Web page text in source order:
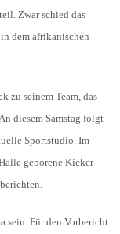
Zwar schied das
dem afrikanischen
zu seinem Team, das
diesem Samstag folgt
Sportstudio. Im
geborene Kicker
sein. Für den Vorbericht